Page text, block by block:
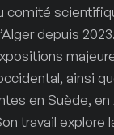
comité
depuis
ainsi
en Suède,
travail explore